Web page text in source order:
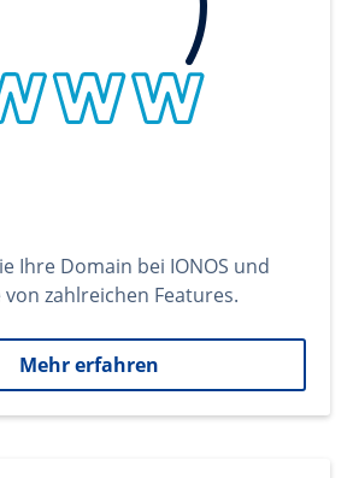
Ihre Domain bei IONOS und
zahlreichen Features.
Mehr erfahren